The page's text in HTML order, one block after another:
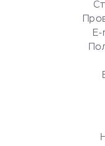
Сервисы по
Сетевой
УСЛУГИ ДЛЯ